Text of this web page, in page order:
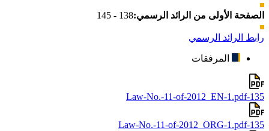
الصفحة الأولى من الرائد الرسمي:138 - 145
رابط الرائد الرسمي
المرفقات
135-Law-No.-11-of-2012_EN-1.pdf
135-Law-No.-11-of-2012_ORG-1.pdf